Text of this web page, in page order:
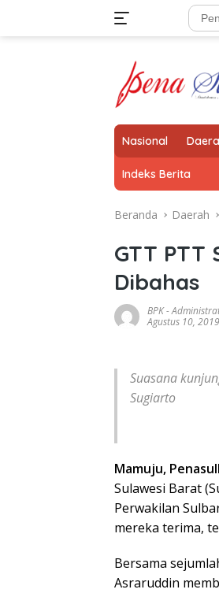
Nasional
Indeks Berita
Beranda Daerah
GTT PTT
Dibahas
BPK-
Agustus 10, 2019
Suasana
Sugiarto
Mamuju,
Sulawesi Barat
Perwakilan
mereka terima,
Bersama
Asraruddin